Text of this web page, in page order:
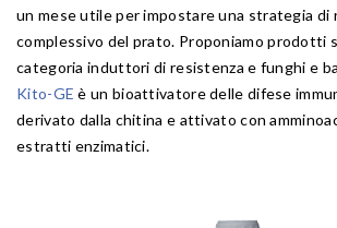
un mese utile per impostare una strategia di
complessivo del prato. Proponiamo prodotti
categoria induttori di resistenza e funghi e
Kito-GE è un bioattivatore delle difese
derivato dalla chitina e attivato con
estratti enzimatici.